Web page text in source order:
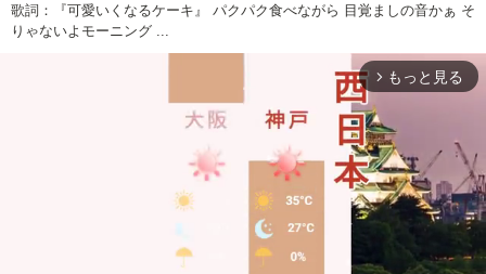
歌詞：『可愛いくなるケーキ』 パクパク食べながら 目覚ましの音かぁ そ
りゃないよモーニング ...
arrow_forward_ios もっと見る